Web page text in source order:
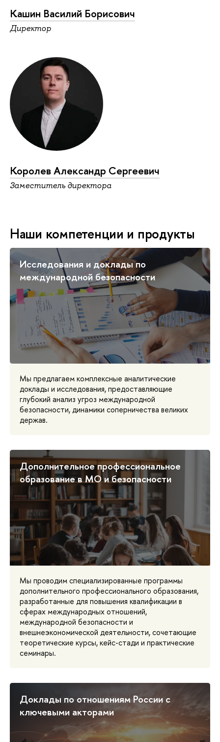
Кашин Василий Борисович
Директор
Королев Александр Сергеевич
Заместитель директора
Наши компетенции и продукты
Исследования и доклады по
международной безопасности
Мы предлагаем комплексные аналитические
доклады и исследования, предоставляющие
глубокий анализ угроз международной
безопасности, динамики соперничества великих
держав.
Дополнительное профессиональное
образование в МО и безопасности
Мы проводим специализированные программы
дополнительного профессионального образования,
разработанные для повышения квалификации в
сферах международных отношений,
международной безопасности и
внешнеэкономической деятельности, сочетающие
теоретические курсы, кейс-стади и практические
семинары.
Доклады по отношениям России с
ключевыми акторами